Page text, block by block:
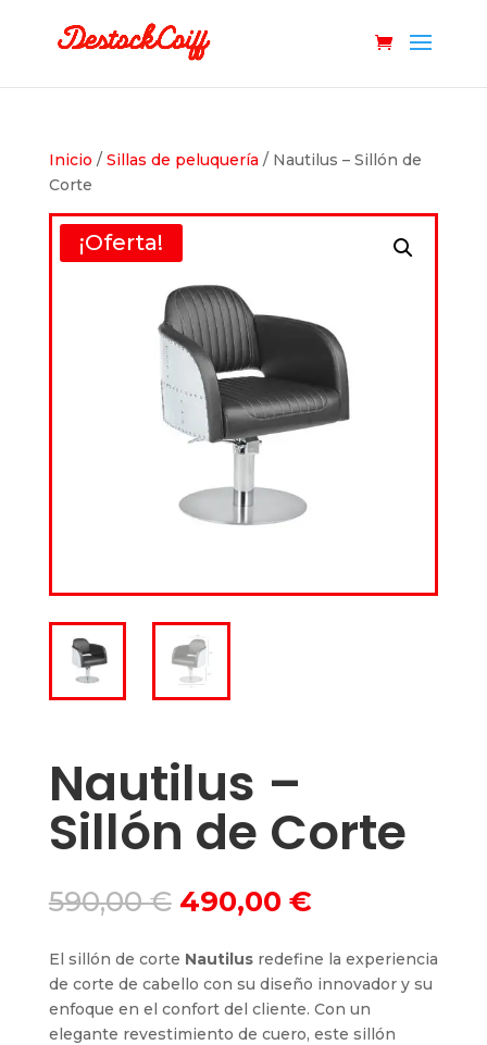
Inicio / Sillas de peluquería / Nautilus – Sillón de
Corte
¡Oferta!
Nautilus –
Sillón de Corte
590,00€ El
precio
original
era:
590,00 €.
490,00 €El
actual
es:
490,00 €.
El sillón de corte Nautilusredefine la experiencia
de corte de cabello con su diseño innovador y su
enfoque en el confort del cliente. Con un
elegante revestimiento de cuero, este sillón